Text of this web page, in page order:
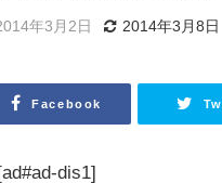
年3月2日 2014年3月8日
Facebook
dis1]